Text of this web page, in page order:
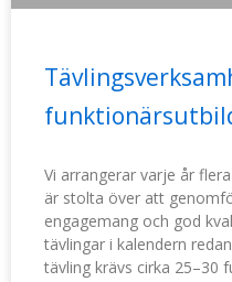
Vi arrangerar varje år
är stolta över att
engagemang och god
tävlingar i kalendern
tävling krävs cirka 25–30